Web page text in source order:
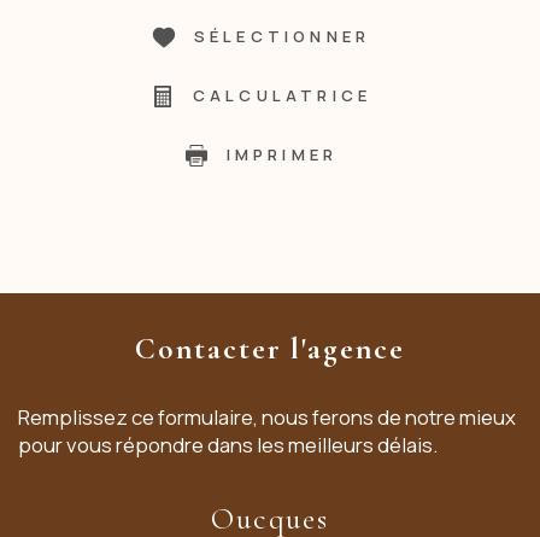
SÉLECTIONNER
CALCULATRICE
IMPRIMER
Contacter l'agence
Remplissez ce formulaire, nous ferons de notre mieux
pour vous répondre dans les meilleurs délais.
Oucques